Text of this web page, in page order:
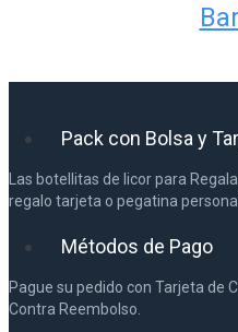
Pack con Bolsa y
Las botellitas de licor para
regalo tarjeta o pegatina
Métodos de Pago
Pague su pedido con Tarjeta de
Contra Reembolso.